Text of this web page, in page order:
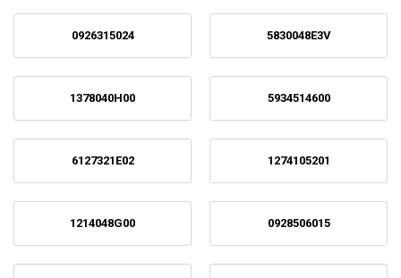
0926315024 5830048E3V
1378040H00 5934514600
6127321E02 1274105201
1214048G00 0928506015